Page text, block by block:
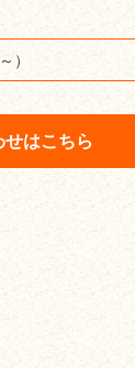
）
はこちら